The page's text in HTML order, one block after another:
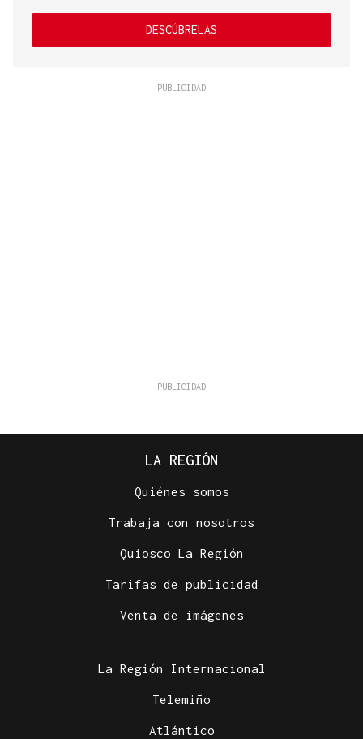
DESCÚBRELAS
LA REGIÓN
Quiénes somos
Trabaja con nosotros
Quiosco La Región
Tarifas de publicidad
Venta de imágenes
La Región Internacional
Telemiño
Atlántico